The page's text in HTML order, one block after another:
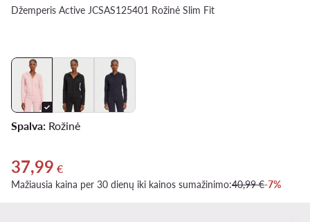
Džemperis Active JCSAS125401 Rožinė Slim Fit
Spalva: Rožinė
Dabartinė kaina 37,99 €
37,99 €
Mažiausia kaina per 30 dienų iki kainos sumažinimo:40,99 €-7%